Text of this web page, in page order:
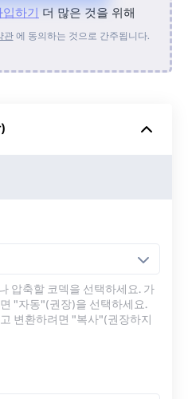
라이브에서
입하기 더 많은 것을 위해
관에 동의하는 것으로 간주됩니다.
압축할 코덱을 선택하세요. 가
"자동"(권장)을 선택하세요.
변환하려면 "복사"(권장하지